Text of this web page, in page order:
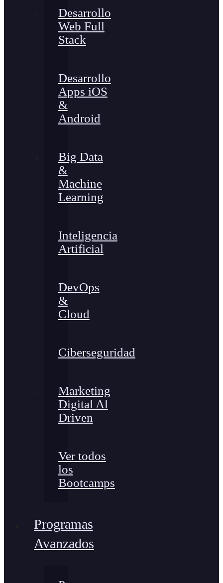
Desarrollo
Web Full
Stack
Desarrollo
Apps iOS
&
Android
Big Data
&
Machine
Learning
Inteligencia
Artificial
DevOps
&
Cloud
Ciberseguridad
Marketing
Digital Al
Driven
Ver todos
los
Bootcamps
Programas
Avanzados